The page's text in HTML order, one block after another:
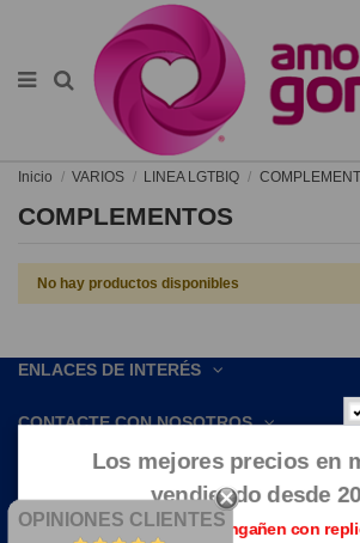
Inicio VARIOS LINEA LGTBIQ
COMPLEMENTOS
No hay productos disponibles
ENLACES DE INTERÉS
CONTACTE CON NOSOTROS
OPINIONES CLIENTES
Los mejores precios en
vendiendo desde
Que no te engañen con